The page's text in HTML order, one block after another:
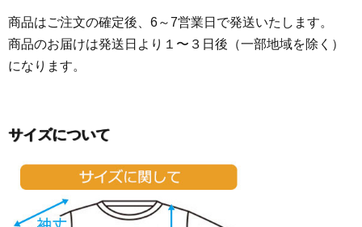
商品はご注文の確定後、6～7営業日で発送いたします。
商品のお届けは発送日より１〜３日後（一部地域を除く）
になります。
サイズについて